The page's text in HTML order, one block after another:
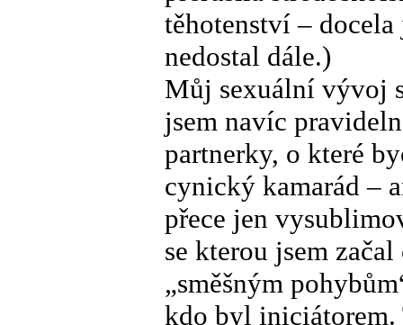
těhotenství –
nedostal dále.)
Můj sexuální vývoj
jsem navíc
partnerky, o které
cynický kamarád –
přece jen
se kterou jsem
„směšným
kdo byl iniciátorem.